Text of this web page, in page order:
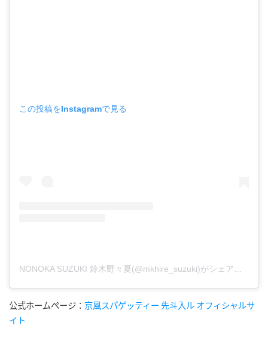
この投稿をInstagramで見る
NONOKA SUZUKI 鈴木野々夏(@mkhire_suzuki)がシェアした投稿
公式ホームページ： 京風スパゲッティー 先斗入ル オフィシャルサ
イト